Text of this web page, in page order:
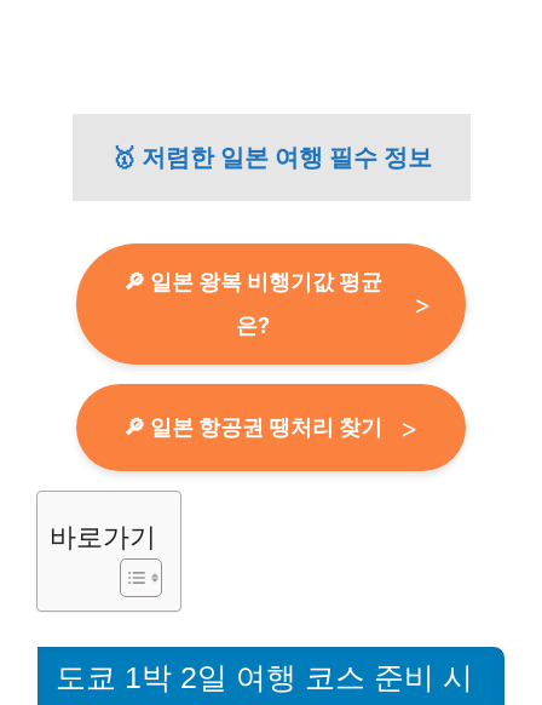
🥇 저렴한 일본 여행 필수 정보
🔎 일본 왕복 비행기값 평균
은?
🔎 일본 항공권 땡처리 찾기
바로가기
도쿄 1박 2일 여행 코스 준비 시